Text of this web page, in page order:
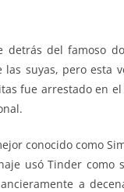
er
detrás del famoso
las suyas, pero esta
fue arrestado en
conocido como
usó Tinder
a